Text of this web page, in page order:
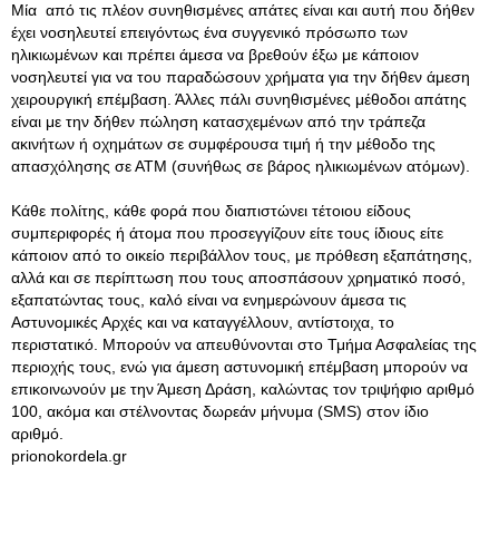
Μία από τις πλέον συνηθισμένες απάτες είναι και αυτή που δήθεν
έχει νοσηλευτεί επειγόντως ένα συγγενικό πρόσωπο των
ηλικιωμένων και πρέπει άμεσα να βρεθούν έξω με κάποιον
νοσηλευτεί για να του παραδώσουν χρήματα για την δήθεν άμεση
χειρουργική επέμβαση. Άλλες πάλι συνηθισμένες μέθοδοι απάτης
είναι με την δήθεν πώληση κατασχεμένων από την τράπεζα
ακινήτων ή οχημάτων σε συμφέρουσα τιμή ή την μέθοδο της
απασχόλησης σε ΑΤΜ (συνήθως σε βάρος ηλικιωμένων ατόμων).
Κάθε πολίτης, κάθε φορά που διαπιστώνει τέτοιου είδους
συμπεριφορές ή άτομα που προσεγγίζουν είτε τους ίδιους είτε
κάποιον από το οικείο περιβάλλον τους, με πρόθεση εξαπάτησης,
αλλά και σε περίπτωση που τους αποσπάσουν χρηματικό ποσό,
εξαπατώντας τους, καλό είναι να ενημερώνουν άμεσα τις
Αστυνομικές Αρχές και να καταγγέλλουν, αντίστοιχα, το
περιστατικό. Μπορούν να απευθύνονται στο Τμήμα Ασφαλείας της
περιοχής τους, ενώ για άμεση αστυνομική επέμβαση μπορούν να
επικοινωνούν με την Άμεση Δράση, καλώντας τον τριψήφιο αριθμό
100, ακόμα και στέλνοντας δωρεάν μήνυμα (SMS) στον ίδιο
αριθμό.
prionokordela.gr